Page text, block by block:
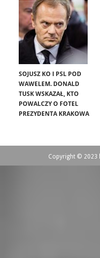
SOJUSZ KO I PSL POD
WAWELEM. DONALD
TUSK WSKAZAŁ, KTO
POWALCZY O FOTEL
PREZYDENTA KRAKOWA
Copyright © 2023